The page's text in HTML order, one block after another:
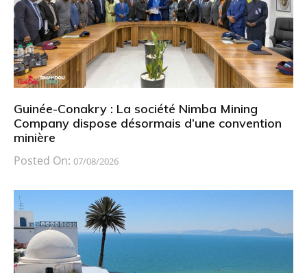
Guinée-Conakry : La société Nimba Mining
Company dispose désormais d’une convention
minière
Posted On: 07/08/2026